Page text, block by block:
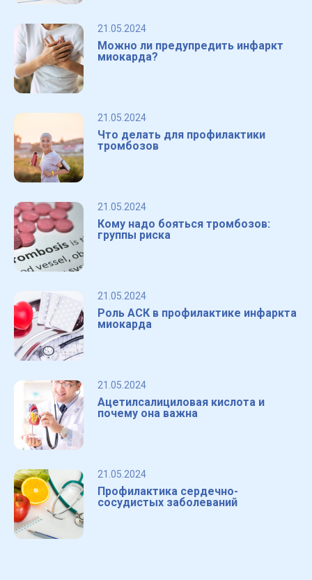
21.05.2024
Можно ли предупредить инфаркт
миокарда?
21.05.2024
Что делать для профилактики
тромбозов
21.05.2024
Кому надо бояться тромбозов:
группы риска
21.05.2024
Роль АСК в профилактике инфаркта
миокарда
21.05.2024
Ацетилсалициловая кислота и
почему она важна
21.05.2024
Профилактика сердечно-
сосудистых заболеваний